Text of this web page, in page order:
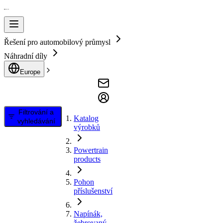
Řešení pro automobilový průmysl
Náhradní díly
Europe
Filtrování a
vyhledávání
Katalog
výrobků
Powertrain
products
Pohon
příslušenství
Napínák,